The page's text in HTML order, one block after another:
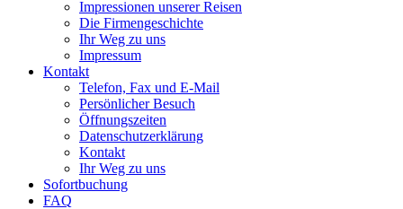
Impressionen unserer Reisen
Die Firmengeschichte
Ihr Weg zu uns
Impressum
Kontakt
Telefon, Fax und E-Mail
Persönlicher Besuch
Öffnungszeiten
Datenschutzerklärung
Kontakt
Ihr Weg zu uns
Sofortbuchung
FAQ